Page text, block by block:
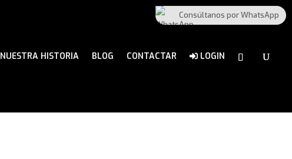
NUESTRA HISTORIA BLOG CONTACTAR LOGIN
Consúltanos por WhatsApp